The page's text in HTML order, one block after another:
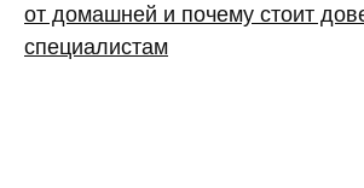
от домашней и почему стоит
специалистам